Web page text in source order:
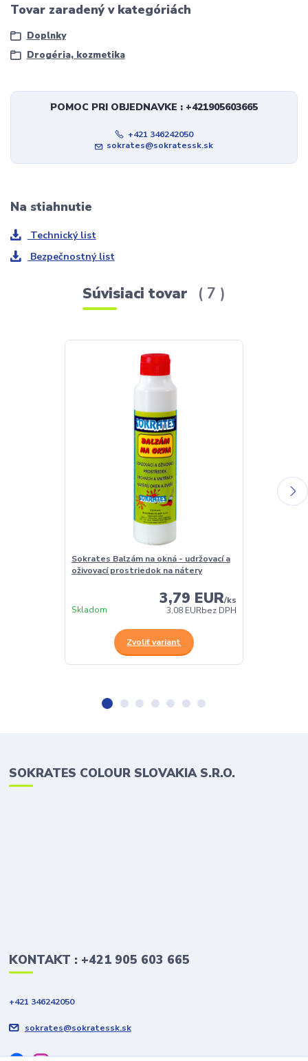
Tovar zaradený v kategóriách
Doplnky
Drogéria, kozmetika
POMOC PRI OBJEDNAVKE : +421905603665
+421 346242050
sokrates@sokratessk.sk
Na stiahnutie
Technický list
Bezpečnostný list
Súvisiaci tovar 7
Sokrates Balzám na okná - udržovací a
oživovací prostriedok na nátery
3,79 EUR/ks
3,08 EURbez DPH
Skladom
Zvoliť variant
SOKRATES COLOUR SLOVAKIA S.R.O.
KONTAKT : +421 905 603 665
+421 346242050
sokrates@sokratessk.sk